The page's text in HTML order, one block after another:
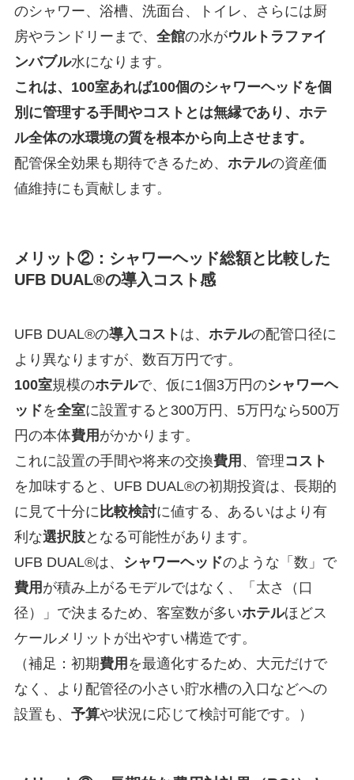
のシャワー、浴槽、洗面台、トイレ、さらには厨
房やランドリーまで、 全館の水がウルトラファイ
ンバブル水になります。
これは、100室あれば100個のシャワーヘッドを個
別に管理する手間やコストとは無縁であり、ホテ
ル全体の水環境の質を根本から向上させます。
配管保全効果も期待できるため、 ホテルの資産価
値維持にも貢献します。
メリット②：シャワーヘッド総額と比較した
UFB DUAL®の導入コスト感
UFB DUAL®の導入コスト は、 ホテルの配管口径に
より異なりますが、数百万円です。
100室規模のホテルで、仮に1個3万円のシャワーヘ
ッドを全室に設置すると300万円、5万円なら500万
円の本体費用 がかかります。
これに設置の手間や将来の交換費用 、管理コスト
を加味すると、UFB DUAL®の初期投資は、長期的
に見て十分に 比較検討に値する、あるいはより有
利な選択肢となる可能性があります。
UFB DUAL®は、
シャワーヘッドのような「数」で
費用 が積み上がるモデルではなく、「太さ（口
径）」で決まるため、客室数が多いホテルほどス
ケールメリットが出やすい構造です。
（補足：初期費用 を最適化するため、大元だけで
なく、より配管径の小さい貯水槽の入口などへの
設置も、 予算や状況に応じて検討可能です。）